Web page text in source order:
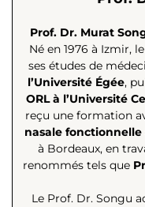
Prof. Dr. Murat
Né en 1976 à Izmir,
ses études de
l’Université Égée,
ORL à l’Université
reçu une formation
nasale
à Bordeaux, en
renommés tels que
Le Prof. Dr. Songu